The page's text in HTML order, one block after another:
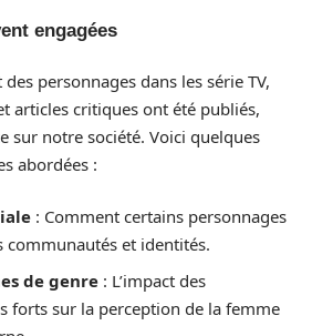
engagées
personnages dans les série TV,
articles critiques ont été publiés,
sur notre société. Voici quelques
abordées :
: Comment certains personnages
communautés et identités.
de genre : L’impact des
forts sur la perception de la femme